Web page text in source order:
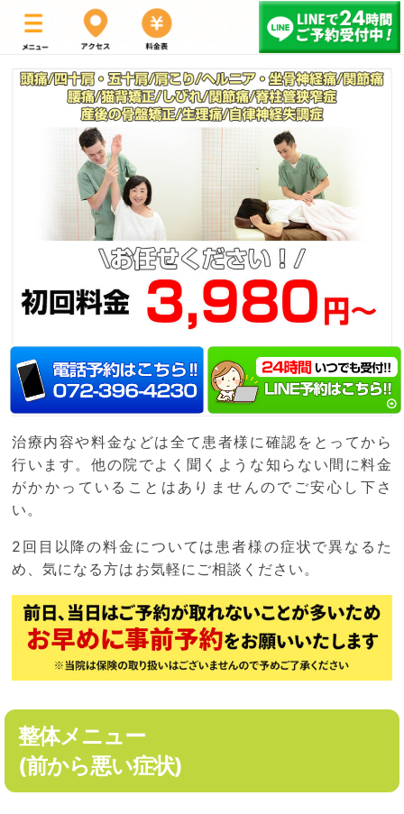
治療内容や料金などは全て患者様に確認をとってから
行います。他の院でよく聞くような知らない間に料金
がかかっていることはありませんのでご安心し下さ
い。
2回目以降の料金については患者様の症状で異なるた
め、気になる方はお気軽にご相談ください。
整体メニュー
(前から悪い症状)